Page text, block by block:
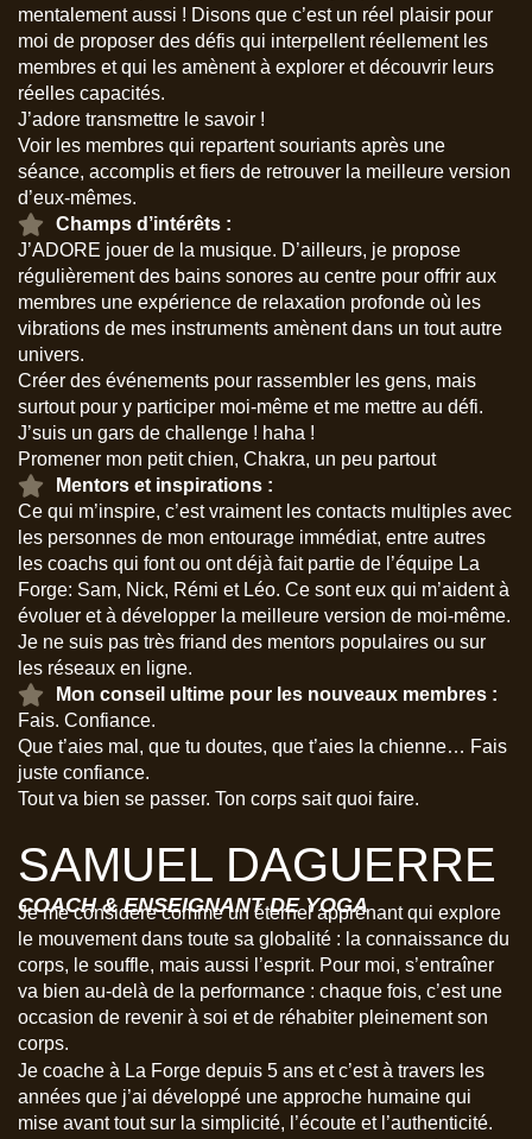
mentalement aussi ! Disons que c’est un réel plaisir pour
moi de proposer des défis qui interpellent réellement les
membres et qui les amènent à explorer et découvrir leurs
réelles capacités.
J’adore transmettre le savoir !
Voir les membres qui repartent souriants après une
séance, accomplis et fiers de retrouver la meilleure version
d’eux-mêmes.
Champs d’intérêts :
J’ADORE jouer de la musique. D’ailleurs, je propose
régulièrement des bains sonores au centre pour offrir aux
membres une expérience de relaxation profonde où les
vibrations de mes instruments amènent dans un tout autre
univers.
Créer des événements pour rassembler les gens, mais
surtout pour y participer moi-même et me mettre au défi.
J’suis un gars de challenge ! haha !
Promener mon petit chien, Chakra, un peu partout
Mentors et inspirations :
Ce qui m’inspire, c’est vraiment les contacts multiples avec
les personnes de mon entourage immédiat, entre autres
les coachs qui font ou ont déjà fait partie de l’équipe La
Forge: Sam, Nick, Rémi et Léo. Ce sont eux qui m’aident à
évoluer et à développer la meilleure version de moi-même.
Je ne suis pas très friand des mentors populaires ou sur
les réseaux en ligne.
Mon conseil ultime pour les nouveaux membres :
Fais. Confiance.
Que t’aies mal, que tu doutes, que t’aies la chienne… Fais
juste confiance.
Tout va bien se passer. Ton corps sait quoi faire.
SAMUEL DAGUERRE
COACH & ENSEIGNANT DE YOGA
Je me considère comme un éternel apprenant qui explore
le mouvement dans toute sa globalité : la connaissance du
corps, le souffle, mais aussi l’esprit. Pour moi, s’entraîner
va bien au-delà de la performance : chaque fois, c’est une
occasion de revenir à soi et de réhabiter pleinement son
corps.
Je coache à La Forge depuis 5 ans et c’est à travers les
années que j’ai développé une approche humaine qui
mise avant tout sur la simplicité, l’écoute et l’authenticité.